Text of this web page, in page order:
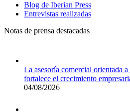
Blog de Iberian Press
Entrevistas realizadas
Notas de prensa destacadas
La asesoría comercial orientada
fortalece el crecimiento
04/08/2026